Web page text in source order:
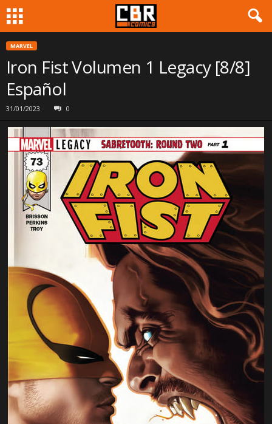
MARVEL
Iron Fist Volumen 1 Legacy [8/8]
Español
31/01/2023 0